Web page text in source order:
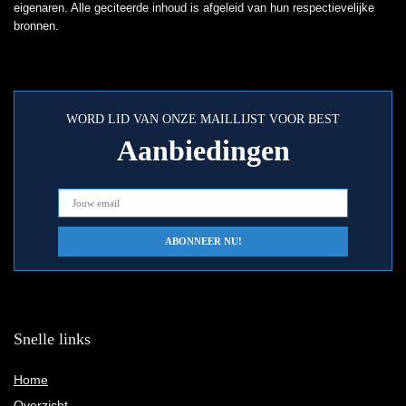
eigenaren. Alle geciteerde inhoud is afgeleid van hun respectievelijke
bronnen.
WORD LID VAN ONZE MAILLIJST VOOR BEST
Aanbiedingen
Snelle links
Home